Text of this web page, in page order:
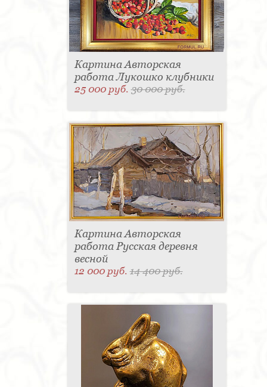
Картина Авторская
работа Лукошко клубники
25 000 руб.30 000 руб.
Картина Авторская
работа Русская деревня
весной
12 000 руб.14 400 руб.